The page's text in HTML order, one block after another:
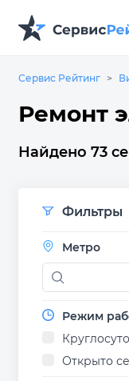
Сервис Рейтинг
Ремонт
Найдено 73
Фильтры
Метро
Режим
Открыто